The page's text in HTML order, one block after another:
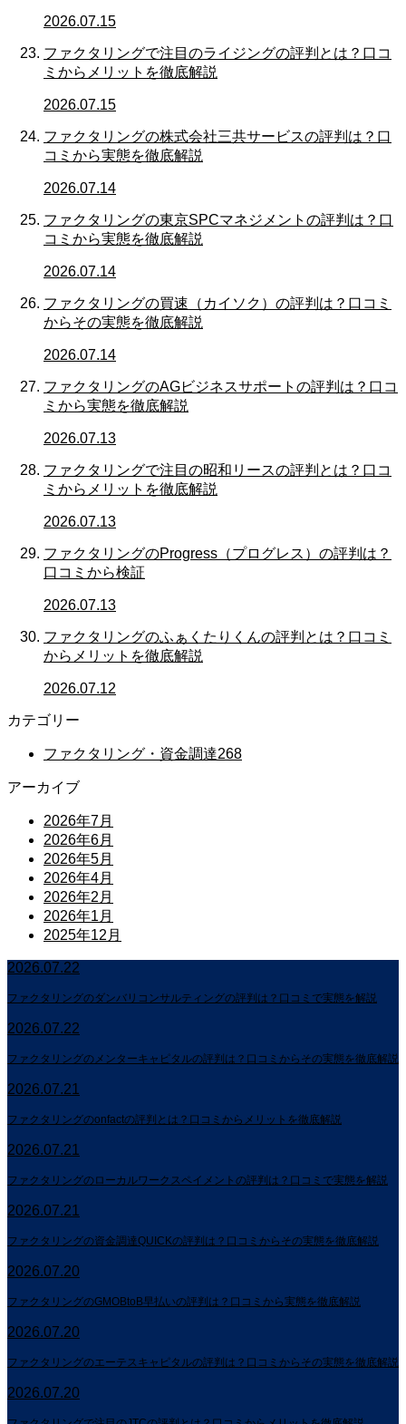
2026.07.15
ファクタリングで注目のライジングの評判とは？口コ
ミからメリットを徹底解説
2026.07.15
ファクタリングの株式会社三共サービスの評判は？口
コミから実態を徹底解説
2026.07.14
ファクタリングの東京SPCマネジメントの評判は？口
コミから実態を徹底解説
2026.07.14
ファクタリングの買速（カイソク）の評判は？口コミ
からその実態を徹底解説
2026.07.14
ファクタリングのAGビジネスサポートの評判は？口コ
ミから実態を徹底解説
2026.07.13
ファクタリングで注目の昭和リースの評判とは？口コ
ミからメリットを徹底解説
2026.07.13
ファクタリングのProgress（プログレス）の評判は？
口コミから検証
2026.07.13
ファクタリングのふぁくたりくんの評判とは？口コミ
からメリットを徹底解説
2026.07.12
カテゴリー
ファクタリング・資金調達268
アーカイブ
2026年7月
2026年6月
2026年5月
2026年4月
2026年2月
2026年1月
2025年12月
2026.07.22
ファクタリングのダンバリコンサルティングの評判は？口コミで実態を解説
2026.07.22
ファクタリングのメンターキャピタルの評判は？口コミからその実態を徹底解説
2026.07.21
ファクタリングのonfactの評判とは？口コミからメリットを徹底解説
2026.07.21
ファクタリングのローカルワークスペイメントの評判は？口コミで実態を解説
2026.07.21
ファクタリングの資金調達QUICKの評判は？口コミからその実態を徹底解説
2026.07.20
ファクタリングのGMOBtoB早払いの評判は？口コミから実態を徹底解説
2026.07.20
ファクタリングのエーテスキャピタルの評判は？口コミからその実態を徹底解説
2026.07.20